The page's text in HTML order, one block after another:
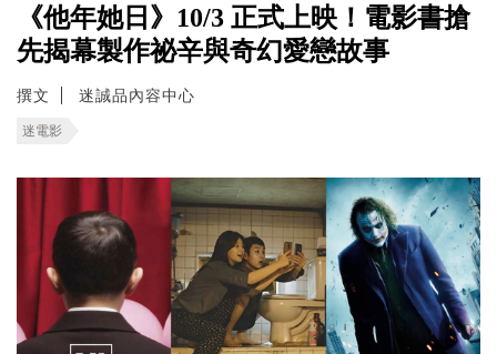
《他年她日》10/3 正式上映！電影書搶
先揭幕製作祕辛與奇幻愛戀故事
撰文 迷誠品內容中心
迷電影